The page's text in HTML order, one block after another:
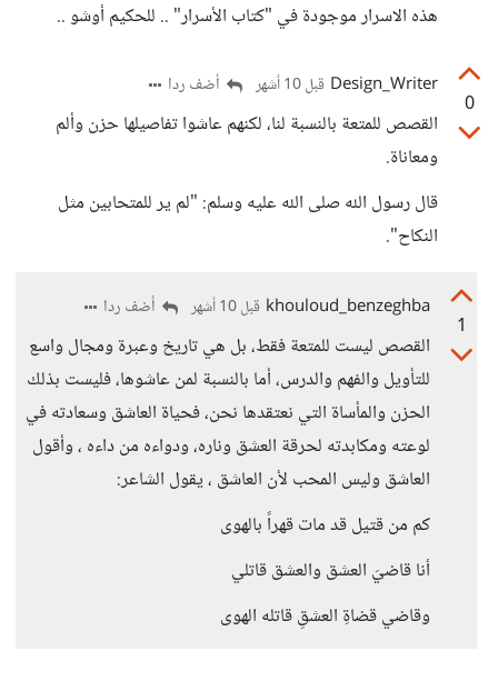
هذه الاسرار موجودة في "كتاب الأسرار" .. للحكيم أوشو ..
0
Design_Writer قبل 10 أشهر أضف ردا
القصص للمتعة بالنسبة لنا، لكنهم عاشوا تفاصيلها حزن وألم
ومعاناة.
قال رسول الله صلى الله عليه وسلم: "لم ير للمتحابين مثل
النكاح".
1
khouloud_benzeghba قبل 10 أشهر أضف ردا
القصص ليست للمتعة فقط، بل هي تاريخ وعبرة ومجال واسع
للتأويل والفهم والدرس، أما بالنسبة لمن عاشوها، فليست بذلك
الحزن والمأساة التي نعتقدها نحن، فحياة العاشق وسعادته في
لوعته ومكابدته لحرقة العشق وناره، ودواءه من داءه ، وأقول
العاشق وليس المحب لأن العاشق ، يقول الشاعر:
كم من قتيل قد مات قهراً بالهوى
أنا قاضيَ العشق والعشق قاتلي
وقاضي قضاةِ العشقِ قاتله الهوى